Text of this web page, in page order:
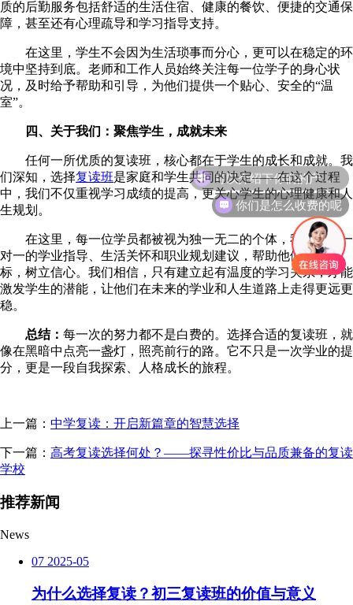
质的后勤服务包括舒适的生活住宿、健康的餐饮、便捷的交通保
障，甚至还有心理疏导和学习指导支持。
在这里，学生不会因为生活琐事而分心，更可以在稳定的环
境中坚持到底。老师和工作人员始终关注每一位学子的身心状
况，及时给予帮助和引导，为他们提供一个贴心、安全的“温
室”。
四、关于我们：聚焦学生，成就未来
任何一所优质的复读班，核心都在于学生的成长和成就。我
们深知，选择复读班是家庭和学生共同的决定——在这个过程
中，我们不仅重视学习成绩的提高，更关心学生的心理健康和人
生规划。
在这里，每一位学员都被视为独一无二的个体，我们提供一
对一的学业指导、生活关怀和职业规划建议，帮助他们理清目
标，树立信心。我们相信，只有建立起有温度的学习关系，才能
激发学生的潜能，让他们在未来的学业和人生道路上走得更远更
稳。
总结： 每一次的努力都不是白费的。选择合适的复读班，就
像在黑暗中点亮一盏灯，照亮前行的路。它不只是一次学业的提
分，更是一段自我探索、人格成长的旅程。
上一篇： 中学复读：开启新篇章的智慧选择
下一篇： 高考复读选择何处？——探寻性价比与品质兼备的复读
学校
推荐新闻
News
07 2025-05
为什么选择复读？初三复读班的价值与意义
可以介绍下你们的产品么
你们是怎么收费的呢